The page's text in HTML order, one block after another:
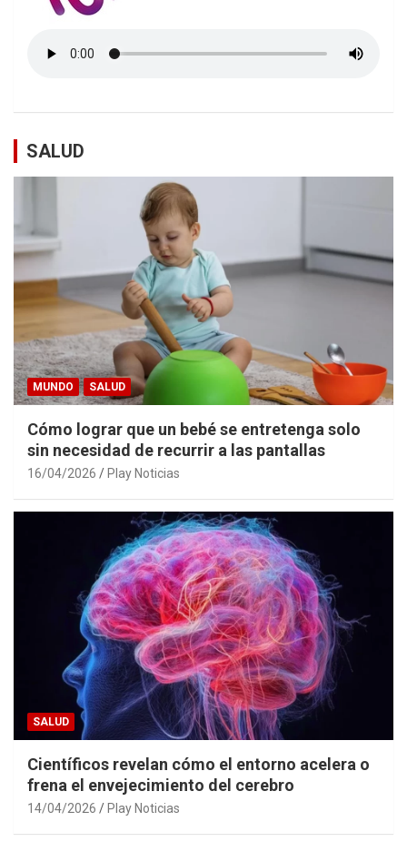
SALUD
MUNDO SALUD
Cómo lograr que un bebé se entretenga solo
sin necesidad de recurrir a las pantallas
16/04/2026 Play Noticias
SALUD
Científicos revelan cómo el entorno acelera o
frena el envejecimiento del cerebro
14/04/2026 Play Noticias